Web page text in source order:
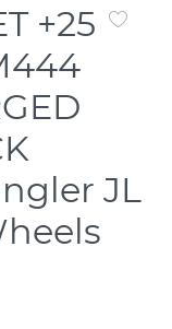
+25
JL